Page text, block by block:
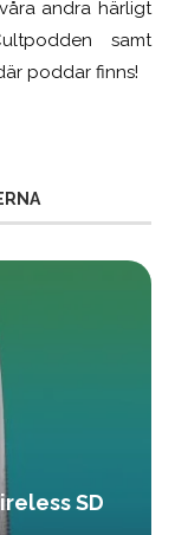
andra härligt
samt
poddar finns!
SD